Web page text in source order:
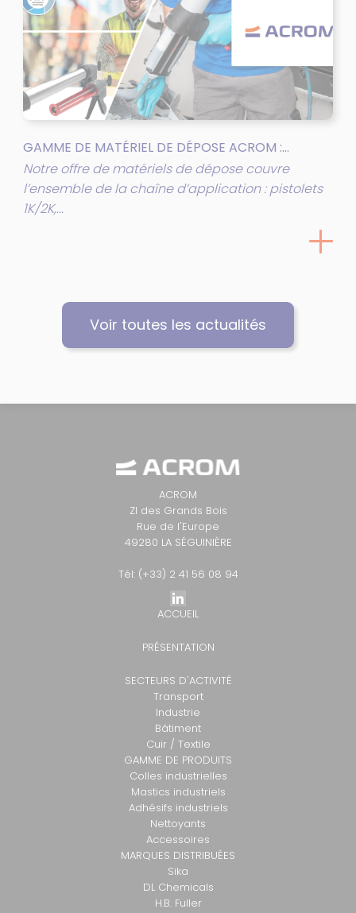
GAMME DE MATÉRIEL DE DÉPOSE ACROM :...
Notre offre de matériels de dépose couvre
l’ensemble de la chaîne d’application : pistolets
1K/2K,...
Voir toutes les actualités
ACROM
ZI des Grands Bois
Rue de l'Europe
49280 LA SÉGUINIÈRE
Tél: (+33) 2 41 56 08 94
ACCUEIL
PRÉSENTATION
SECTEURS D'ACTIVITÉ
Transport
Industrie
Bâtiment
Cuir / Textile
GAMME DE PRODUITS
Colles industrielles
Mastics industriels
Adhésifs industriels
Nettoyants
Accessoires
MARQUES DISTRIBUÉES
Sika
DL Chemicals
H.B. Fuller